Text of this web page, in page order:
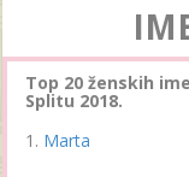
Top 20 ženskih
Splitu 2018.
Marta